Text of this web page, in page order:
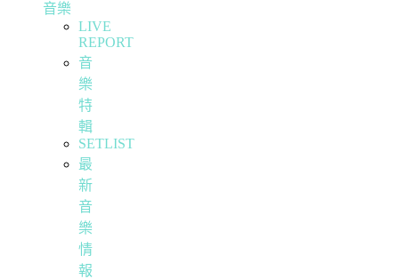
音樂
LIVE
REPORT
音
樂
特
輯
SETLIST
最
新
音
樂
情
報